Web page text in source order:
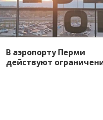
В аэропорту Перми
действуют